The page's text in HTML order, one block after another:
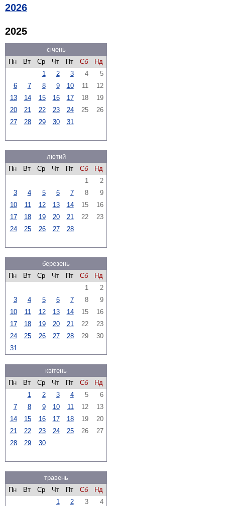
2026
2025
січень
Пн
Вт Ср Чт Пт Сб
Нд
1
2 3 4
5
6
7 8 9 10 11
12
13
14 15 16 17 18
19
20
21 22 23 24 25
26
27
28 29 30 31
лютий
Пн
Вт Ср Чт Пт Сб
Нд
1
2
3
4 5 6 7 8
9
10
11 12 13 14 15
16
17
18 19 20 21 22
23
24
25 26 27 28
березень
Пн
Вт Ср Чт Пт Сб
Нд
1
2
3
4 5 6 7 8
9
10
11 12 13 14 15
16
17
18 19 20 21 22
23
24
25 26 27 28 29
30
31
квітень
Пн
Вт Ср Чт Пт Сб
Нд
1
2 3 4 5
6
7
8 9 10 11 12
13
14
15 16 17 18 19
20
21
22 23 24 25 26
27
28
29 30
травень
Пн
Вт Ср Чт Пт Сб
Нд
1
2 3
4